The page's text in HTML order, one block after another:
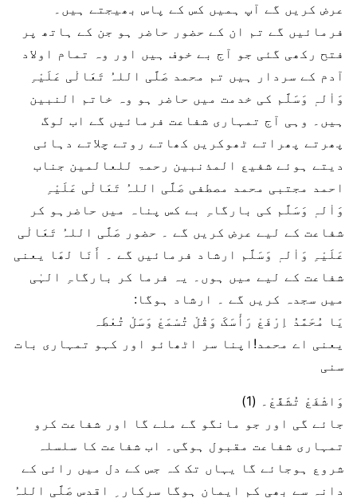
عرض کریں گے آپ ہمیں کس کے پاس بھیجتے ہیں۔
فرمائیں گے تم ان کے حضور حاضر ہو جن کے ہاتھ پر
فتح رکھی گئی جو آج بے خوف ہیں اور وہ تمام اولاد
آدم کے سردار ہیں تم محمد صَلَّی اللہُ تَعَالٰی عَلَیْہِ
وَاٰلہٖ وَسَلَّم کی خدمت میں حاضر ہو وہ خاتم النبین
ہیں۔ وہی آج تمہاری شفاعت فرمائیں گے اب لوگ
پھرتے پھراتے ٹھوکریں کھاتے روتے چلاتے دہائی
دیتے ہوئے شفیع المذنبین رحمۃ للعالمین جناب
احمد مجتبی محمد مصطفی صَلَّی اللہُ تَعَالٰی عَلَیْہِ
وَاٰلہٖ وَسَلَّم کی بارگاہِ بے کس پناہ میں حاضرہو کر
شفاعت کے لیے عرض کریں گے ۔ حضور صَلَّی اللہُ تَعَالٰی
عَلَیْہِ وَاٰلہٖ وَسَلَّم ارشاد فرمائیں گے ۔ أَنَا لھَا یعنی
شفاعت کے لیے میں ہوں۔ یہ فرما کر بارگاہِ الہٰی
میں سجدہ کریں گے ۔ ارشاد ہوگا:
یَا مُحَمَّدُ اِرْفَعْ رَأْسَکَ وَقُلْ تُسْمَعْ وَسَلْ تُعْطَہ
یعنی اے محمد!اپنا سر اٹھائو اور کہو تمہاری بات
سنی
وَاشْفَعْ تُشَفَّعْ۔ (1)
جائے گی اور جو مانگو گے ملے گا اور شفاعت کرو
تمہاری شفاعت مقبول ہوگی۔ اب شفاعت کا سلسلہ
شروع ہوجائے گا یہاں تک کہ جس کے دل میں رائی کے
دانہ سے بھی کم ایمان ہوگا سرکار ِ اقدس صَلَّی اللہُ